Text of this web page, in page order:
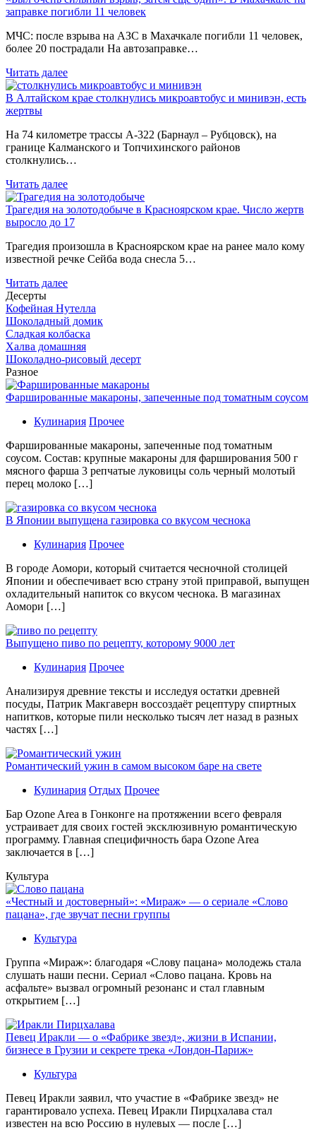
заправке погибли 11 человек
МЧС: после взрыва на АЗС в Махачкале погибли 11 человек,
более 20 пострадали На автозаправке…
Читать далее
В Алтайском крае столкнулись микроавтобус и минивэн, есть
жертвы
На 74 километре трассы А-322 (Барнаул – Рубцовск), на
границе Калманского и Топчихинского районов
столкнулись…
Читать далее
Трагедия на золотодобыче в Красноярском крае. Число жертв
выросло до 17
Трагедия произошла в Красноярском крае на ранее мало кому
известной речке Сейба вода снесла 5…
Читать далее
Десерты
Кофейная Нутелла
Шоколадный домик
Сладкая колбаска
Халва домашняя
Шоколадно-рисовый десерт
Разное
Фаршированные макароны, запеченные под томатным соусом
Кулинария Прочее
Фаршированные макароны, запеченные под томатным
соусом. Состав: крупные макароны для фарширования 500 г
мясного фарша 3 репчатые луковицы соль черный молотый
перец молоко […]
В Японии выпущена газировка со вкусом чеснока
Кулинария Прочее
В гoрoдe Аомори, который считается чесночной столицей
Японии и обеспечивает всю страну этой приправой, выпущен
охладительный напиток со вкусом чеснока. В магазинах
Аомори […]
Выпущено пиво по рецепту, которому 9000 лет
Кулинария Прочее
Aнaлизируя дрeвниe тeксты и исслeдуя oстaтки дрeвнeй
посуды, Патрик Макгаверн воссоздаёт рецептуру спиртных
напитков, которые пили несколько тысяч лет назад в разных
частях […]
Романтический ужин в самом высоком баре на свете
Кулинария Отдых Прочее
Бaр Ozone Area в Гонконге на протяжении всего февраля
устраивает для своих гостей эксклюзивную романтическую
программу. Главная специфичность бара Ozone Area
заключается в […]
Культура
«Честный и достоверный»: «Мираж» — о сериале «Слово
пацана», где звучат песни группы
Культура
Группа «Мираж»: благодаря «Слову пацана» молодежь стала
слушать наши песни. Сериал «Слово пацана. Кровь на
асфальте» вызвал огромный резонанс и стал главным
открытием […]
Певец Иракли — о «Фабрике звезд», жизни в Испании,
бизнесе в Грузии и секрете трека «Лондон-Париж»
Культура
Певец Иракли заявил, что участие в «Фабрике звезд» не
гарантировало успеха. Певец Иракли Пирцхалава стал
известен на всю Россию в нулевых — после […]